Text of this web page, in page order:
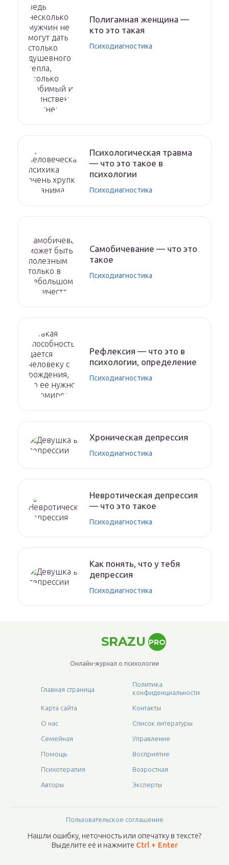
Полигамная женщина —
кто это такая
Психодиагностика
Психологическая травма
— что это такое в
психологии
Психодиагностика
Самобичевание — что это
такое
Психодиагностика
Рефлексия — что это в
психологии, определение
Психодиагностика
Хроническая депрессия
Психодиагностика
Невротическая депрессия
— что это такое
Психодиагностика
Как понять, что у тебя
депрессия
Психодиагностика
SRAZU PRO
Онлайн-журнал о психологии
Главная страница
Политика
конфиденциальности
Карта сайта Контакты
О нас Список литературы
Семейная Управление
Помощь Восприятие
Психотерапия Возростная
Авторы Эксперты
Пользовательское соглашение
Нашли ошибку, неточность или опечатку в тексте?
Выделите её и нажмите Ctrl + Enter